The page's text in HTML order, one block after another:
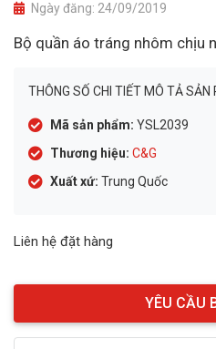
Ngày đăng: 24/09/2019
Bộ quần áo tráng nhôm chịu
THÔNG SỐ CHI TIẾT MÔ TẢ SẢN
Mã sản phẩm: YSL2039
Thương hiệu: C&G
Xuất xứ: Trung Quốc
Liên hệ đặt hàng